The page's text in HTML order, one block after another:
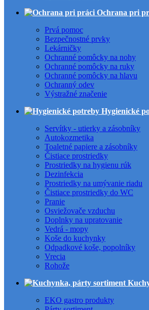
Ochrana pri
Prvá pomoc
Bezpečnostné prvky
Lekárničky
Ochranné pomôcky na nohy
Ochranné pomôcky na ruky
Ochranné pomôcky na hlavu
Ochranný odev
Výstražné značenie
Hygienické
Servítky - utierky a zásobníky
Autokozmetika
Toaletné papiere a zásobníky
Čistiace prostriedky
Prostriedky na hygienu rúk
Dezinfekcia
Prostriedky na umývanie riadu
Čistiace prostriedky do WC
Pranie
Osviežovače vzduchu
Doplnky na upratovanie
Vedrá - mopy
Koše do kuchynky
Odpadkové koše, popolníky
Vrecia
Rohože
EKO gastro produkty